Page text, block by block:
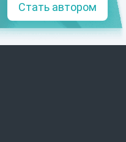
Стать автором